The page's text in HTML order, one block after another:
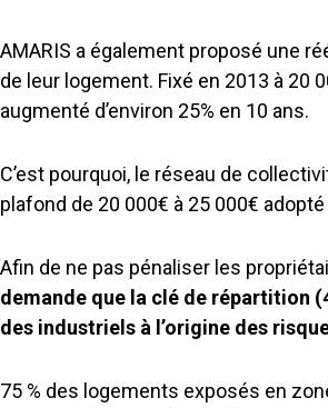
AMARIS a également proposé une
de leur logement. Fixé en 2013 à 20
augmenté d’environ 25% en 10 ans.
C’est pourquoi, le réseau de
plafond de 20 000€ à 25 000€
Afin de ne pas pénaliser les
demande que la clé de répartition
des industriels à l’origine des
75 % des logements exposés en